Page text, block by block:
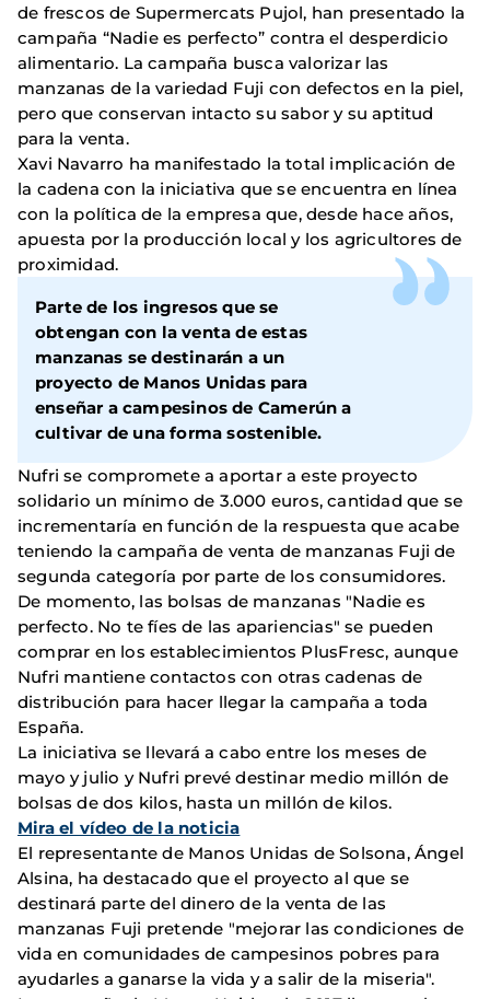
de frescos de Supermercats Pujol, han presentado la
campaña “Nadie es perfecto” contra el desperdicio
alimentario. La campaña busca valorizar las
manzanas de la variedad Fuji con defectos en la piel,
pero que conservan intacto su sabor y su aptitud
para la venta.
Xavi Navarro ha manifestado la total implicación de
la cadena con la iniciativa que se encuentra en línea
con la política de la empresa que, desde hace años,
apuesta por la producción local y los agricultores de
proximidad.
Parte de los ingresos que se
obtengan con la venta de estas
manzanas se destinarán a un
proyecto de Manos Unidas para
enseñar a campesinos de Camerún a
cultivar de una forma sostenible.
Nufri se compromete a aportar a este proyecto
solidario un mínimo de 3.000 euros, cantidad que se
incrementaría en función de la respuesta que acabe
teniendo la campaña de venta de manzanas Fuji de
segunda categoría por parte de los consumidores.
De momento, las bolsas de manzanas "Nadie es
perfecto. No te fíes de las apariencias" se pueden
comprar en los establecimientos PlusFresc, aunque
Nufri mantiene contactos con otras cadenas de
distribución para hacer llegar la campaña a toda
España.
La iniciativa se llevará a cabo entre los meses de
mayo y julio y Nufri prevé destinar medio millón de
bolsas de dos kilos, hasta un millón de kilos.
Mira el vídeo de la noticia
El representante de Manos Unidas de Solsona, Ángel
Alsina, ha destacado que el proyecto al que se
destinará parte del dinero de la venta de las
manzanas Fuji pretende "mejorar las condiciones de
vida en comunidades de campesinos pobres para
ayudarles a ganarse la vida y a salir de la miseria".